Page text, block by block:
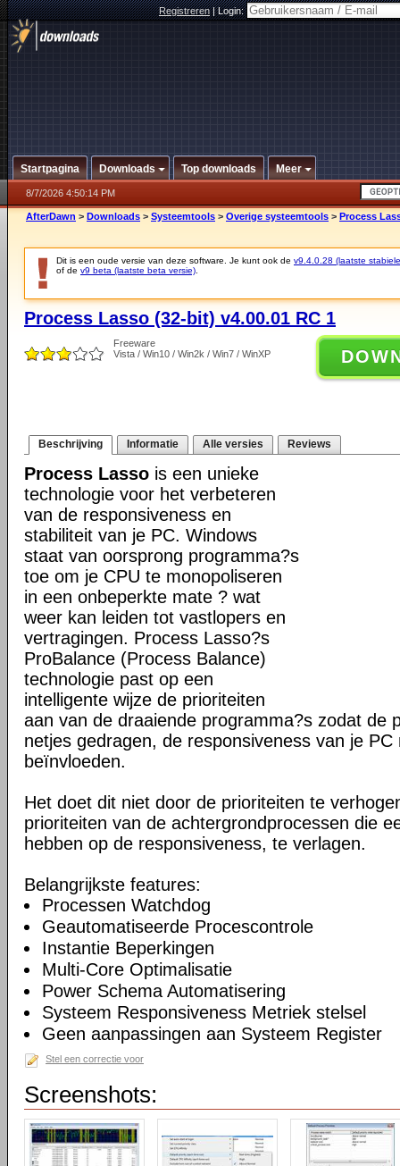
Registreren|Login:
Startpagina Downloads Top downloads Meer
8/7/2026 4:50:14 PM
AfterDawn > Downloads > Systeemtools > Overige systeemtools > Process
Dit is een oude versie van deze software. Je kunt ook de v9.4.0.28 (laatste
of de v9 beta (laatste beta versie)
Process Lasso (32-bit) v4.00.01 RC 1
Freeware
Vista / Win10 / Win2k / Win7 / WinXP
Beschrijving Informatie Alle versies Reviews
Process Lasso is een unieke
technologie voor het verbeteren
van de responsiveness en
stabiliteit van je PC. Windows
staat van oorsprong programma?s
toe om je CPU te monopoliseren
in een onbeperkte mate ? wat
weer kan leiden tot vastlopers en
vertragingen. Process Lasso?s
ProBalance (Process Balance)
technologie past op een
intelligente wijze de prioriteiten
aan van de draaiende programma?s zodat de
netjes gedragen, de responsiveness van je PC
beïnvloeden.
Het doet dit niet door de prioriteiten te
prioriteiten van de achtergrondprocessen die
hebben op de responsiveness, te verlagen.
Belangrijkste features:
Processen Watchdog
Geautomatiseerde Procescontrole
Instantie Beperkingen
Multi-Core Optimalisatie
Power Schema Automatisering
Systeem Responsiveness Metriek stelsel
Geen aanpassingen aan Systeem Register
Stel een correctie voor
Screenshots: